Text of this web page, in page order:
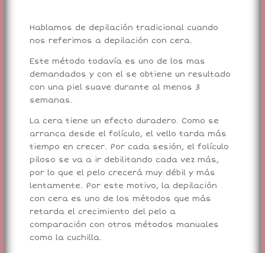
Hablamos de depilación tradicional cuando
nos referimos a depilación con cera.
Este método todavía es uno de los mas
demandados y con el se obtiene un resultado
con una piel suave durante al menos 3
semanas.
La cera tiene un efecto duradero. Como se
arranca desde el folículo, el vello tarda más
tiempo en crecer. Por cada sesión, el folículo
piloso se va a ir debilitando cada vez más,
por lo que el pelo crecerá muy débil y más
lentamente. Por este motivo, la depilación
con cera es uno de los métodos que más
retarda el crecimiento del pelo a
comparación con otros métodos manuales
como la cuchilla.